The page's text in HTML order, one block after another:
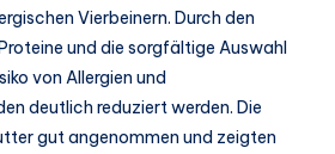
Vierbeinern. Durch den
und die sorgfältige Auswahl
von Allergien und
deutlich reduziert werden. Die
gut angenommen und zeigten